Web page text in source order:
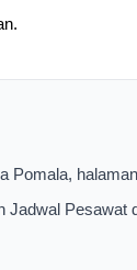
Pomala,
Jadwal Pesawat